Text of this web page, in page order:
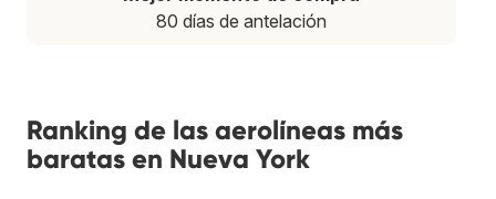
80 días de antelación
Ranking de las aerolíneas más
baratas en Nueva York